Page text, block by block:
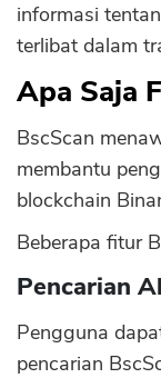
informasi
terlibat dalam
Apa Saja
BscScan
membantu
blockchain
Beberapa fitur
Pencarian
Pengguna
pencarian